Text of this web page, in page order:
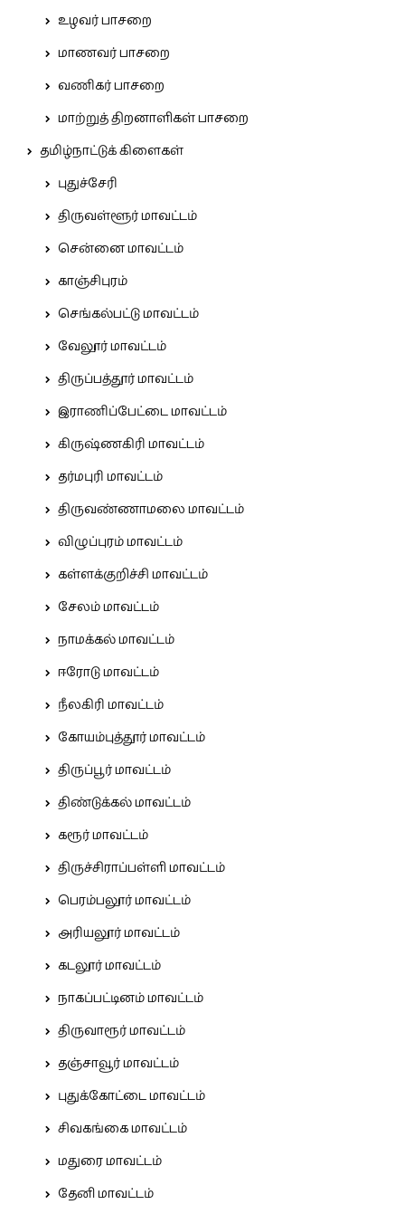
உழவர் பாசறை
மாணவர் பாசறை
வணிகர் பாசறை
மாற்றுத் திறனாளிகள் பாசறை
தமிழ்நாட்டுக் கிளைகள்
புதுச்சேரி
திருவள்ளூர் மாவட்டம்
சென்னை மாவட்டம்
காஞ்சிபுரம்
செங்கல்பட்டு மாவட்டம்
வேலூர் மாவட்டம்
திருப்பத்தூர் மாவட்டம்
இராணிப்பேட்டை மாவட்டம்
கிருஷ்ணகிரி மாவட்டம்
தர்மபுரி மாவட்டம்
திருவண்ணாமலை மாவட்டம்
விழுப்புரம் மாவட்டம்
கள்ளக்குறிச்சி மாவட்டம்
சேலம் மாவட்டம்
நாமக்கல் மாவட்டம்
ஈரோடு மாவட்டம்
நீலகிரி மாவட்டம்
கோயம்புத்தூர் மாவட்டம்
திருப்பூர் மாவட்டம்
திண்டுக்கல் மாவட்டம்
கரூர் மாவட்டம்
திருச்சிராப்பள்ளி மாவட்டம்
பெரம்பலூர் மாவட்டம்
அரியலூர் மாவட்டம்
கடலூர் மாவட்டம்
நாகப்பட்டினம் மாவட்டம்
திருவாரூர் மாவட்டம்
தஞ்சாவூர் மாவட்டம்
புதுக்கோட்டை மாவட்டம்
சிவகங்கை மாவட்டம்
மதுரை மாவட்டம்
தேனி மாவட்டம்